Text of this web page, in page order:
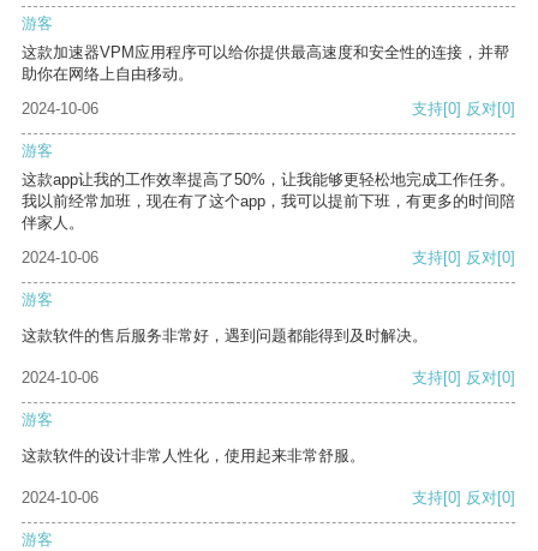
游客
这款加速器VPM应用程序可以给你提供最高速度和安全性的连接，并帮
助你在网络上自由移动。
2024-10-06
支持[0] 反对[0]
游客
这款app让我的工作效率提高了50%，让我能够更轻松地完成工作任务。
我以前经常加班，现在有了这个app，我可以提前下班，有更多的时间陪
伴家人。
2024-10-06
支持[0] 反对[0]
游客
这款软件的售后服务非常好，遇到问题都能得到及时解决。
2024-10-06 支持[0] 反对[0]
游客
这款软件的设计非常人性化，使用起来非常舒服。
2024-10-06 支持[0] 反对[0]
游客